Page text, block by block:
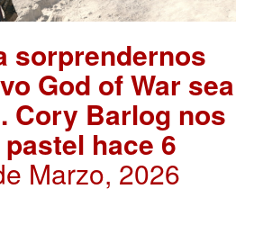
sorprendernos
God of War sea
Cory Barlog nos
hace 6
Marzo, 2026